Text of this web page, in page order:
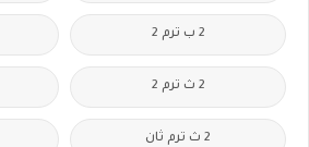
2 ب ترم 2
2 ث ترم 2
2 ث ترم ثان